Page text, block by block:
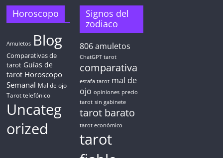
TAROT GRATIS
✓ Sin cargos automáticos. El chat se detiene al finalizar el
crédito
Horoscopo
Amuletos Blog
Comparativas de
tarot Guías de
tarot Horoscopo
Semanal Mal de ojo
Tarot telefónico
Uncateg
orized
Signos del
zodiaco
806amuletos
ChatGPT tarot
comparativa
estafa tarot mal de
ojo opiniones precio
tarot sin gabinete
tarot barato
tarot económico
tarot